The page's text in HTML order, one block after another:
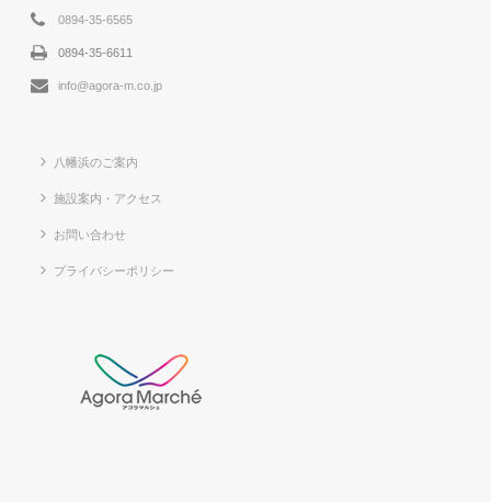
0894-35-6565
0894-35-6611
info@agora-m.co.jp
八幡浜のご案内
施設案内・アクセス
お問い合わせ
プライバシーポリシー